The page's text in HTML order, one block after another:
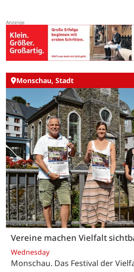
Monschau, Stadt
Vereine machen Vielfalt
Wednesday
Monschau. Das Festival der